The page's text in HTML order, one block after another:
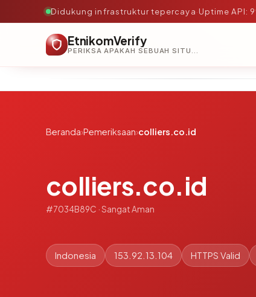
Didukung infrastruktur tepercaya·Uptime API:
EtnikomVerify
PERIKSA APAKAH SEBUAH SITUS AMAN, TEPERCAYA, DAN TERVERIFIKASI DALAM HITUNGAN DETIK.
Beranda›Pemeriksaan›colliers.co.id
colliers.co.id
#7034B89C · Sangat Aman
Indonesia 153.92.13.104 HTTPS Valid